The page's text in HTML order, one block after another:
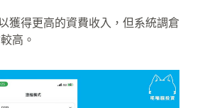
獲得更高的資費收入，但系統調倉
高。